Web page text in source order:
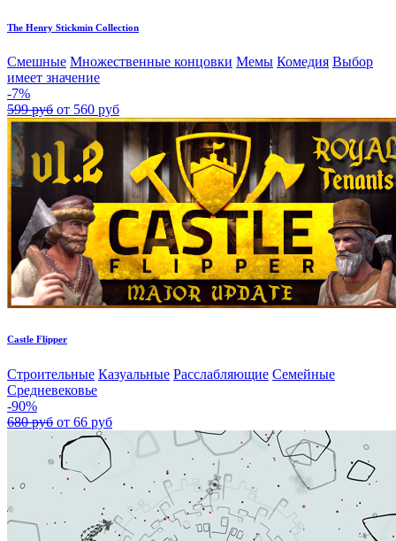
The Henry Stickmin Collection
Смешные Множественные концовки Мемы Комедия Выбор
имеет значение
-7%
599 руб от 560 руб
Castle Flipper
Строительные Казуальные Расслабляющие Семейные
Средневековье
-90%
680 руб от 66 руб